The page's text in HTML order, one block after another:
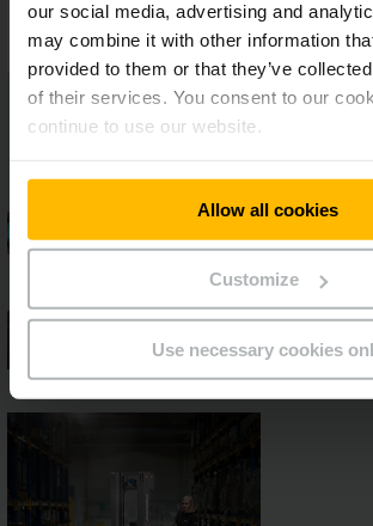
our social media, advertising and
may combine it with other information
provided to them or that they’ve
of their services. You consent to our
continue to use our website.
Allow all cookies
Customize
Use necessary cookies